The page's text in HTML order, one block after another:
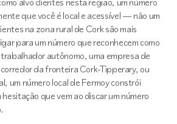
que você é local e acessível — não um
na zona rural de Cork são mais
para um número que reconhecem como
autônomo, uma empresa de
da fronteira Cork-Tipperary, ou
um número local de Fermoy constrói
que vem ao discar um número